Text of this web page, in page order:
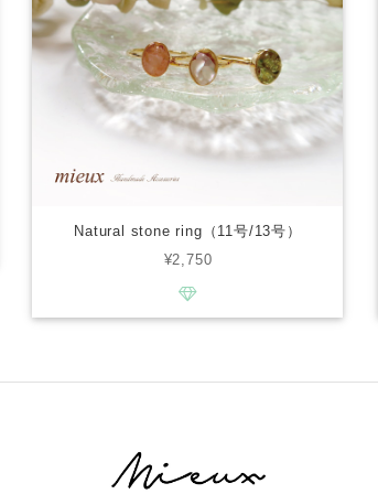
Natural stone ring（11号/13号）
¥2,750